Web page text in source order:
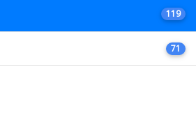
119
71